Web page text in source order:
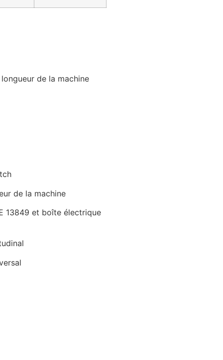
de la machine
de la machine
13849 et boîte électrique